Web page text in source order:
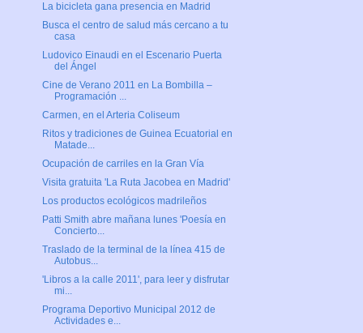
La bicicleta gana presencia en Madrid
Busca el centro de salud más cercano a tu
casa
Ludovico Einaudi en el Escenario Puerta
del Ángel
Cine de Verano 2011 en La Bombilla –
Programación ...
Carmen, en el Arteria Coliseum
Ritos y tradiciones de Guinea Ecuatorial en
Matade...
Ocupación de carriles en la Gran Vía
Visita gratuita 'La Ruta Jacobea en Madrid'
Los productos ecológicos madrileños
Patti Smith abre mañana lunes 'Poesía en
Concierto...
Traslado de la terminal de la línea 415 de
Autobus...
'Libros a la calle 2011', para leer y disfrutar
mi...
Programa Deportivo Municipal 2012 de
Actividades e...